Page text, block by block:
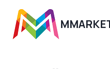
content